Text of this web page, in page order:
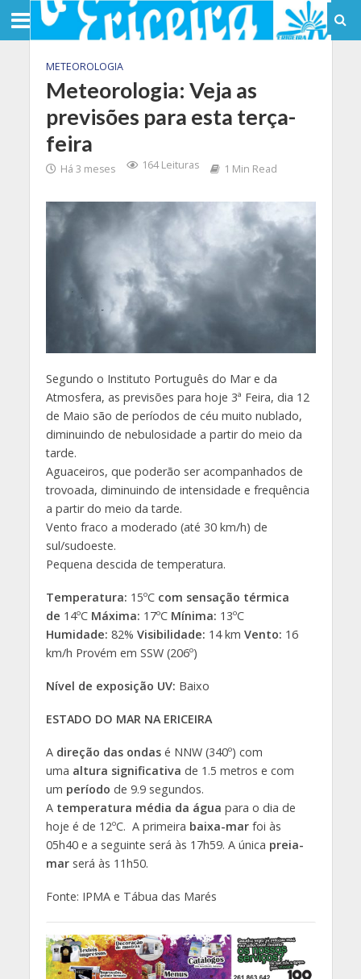
METEOROLOGIA
Meteorologia: Veja as
previsões para esta terça-
feira
Há 3 meses 164 Leituras 1 Min Read
Segundo o Instituto Português do Mar e da
Atmosfera, as previsões para hoje 3ª Feira, dia 12
de Maio são de períodos de céu muito nublado,
diminuindo de nebulosidade a partir do meio da
tarde.
Aguaceiros, que poderão ser acompanhados de
trovoada, diminuindo de intensidade e frequência
a partir do meio da tarde.
Vento fraco a moderado (até 30 km/h) de
sul/sudoeste.
Pequena descida de temperatura.
Temperatura: 15ºC com sensação térmica
de 14ºC Máxima: 17ºC Mínima: 13ºC
Humidade: 82% Visibilidade: 14 km Vento: 16
km/h Provém em SSW (206º)
Nível de exposição UV: Baixo
ESTADO DO MAR NA ERICEIRA
A direção das ondasé NNW (340º) com
uma altura significativa de 1.5 metros e com
um período de 9.9 segundos.
A temperatura média da água para o dia de
hoje é de 12ºC. A primeira baixa-mar foi às
05h40 e a seguinte será às 17h59. A única preia-
mar será às 11h50.
Fonte: IPMA e Tábua das Marés